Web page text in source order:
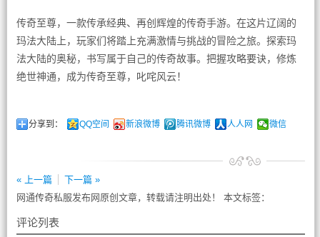
传奇至尊，一款传承经典、再创辉煌的传奇手游。在这片辽阔的
玛法大陆上，玩家们将踏上充满激情与挑战的冒险之旅。探索玛
法大陆的奥秘，书写属于自己的传奇故事。把握攻略要诀，修炼
绝世神通，成为传奇至尊，叱咤风云！
分享到： QQ空间 新浪微博 腾讯微博 人人网 微信
« 上一篇
下一篇 »
网通传奇私服发布网原创文章，转载请注明出处！ 本文标签：
评论列表